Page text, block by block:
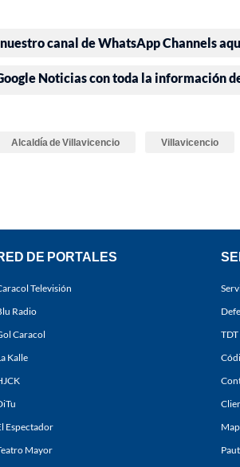
canal de WhatsApp Channels
Noticias con toda la información
Alcaldía de Villavicencio Villavicencio
DE PORTALES
Televisión
Radio
Caracol
Kalle
Espectador
Mayor
TDT